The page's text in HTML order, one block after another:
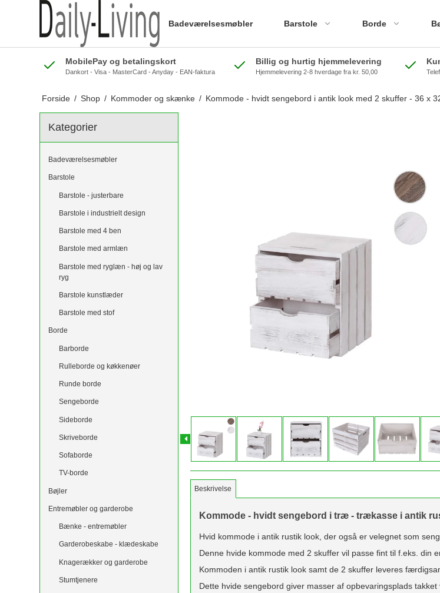
Badeværelsesmøbler Barstole Borde
MobilePay og betalingskort
Dankort - Visa - MasterCard - Anyday - EAN-faktura
Billig og hurtig hjemmelevering
Hjemmelevering 2-8 hverdage fra kr. 50,00
Forside / Shop / Kommoder og skænke / Kommode - hvidt sengebord i antik look med 2 skuffer - 36 x
Kategorier
Badeværelsesmøbler
Barstole
Barstole - justerbare
Barstole i industrielt design
Barstole med 4 ben
Barstole med armlæn
Barstole med ryglæn - høj og lav
ryg
Barstole kunstlæder
Barstole med stof
Borde
Barborde
Rulleborde og køkkenøer
Runde borde
Sengeborde
Sideborde
Skriveborde
Sofaborde
TV-borde
Bøjler
Entremøbler og garderobe
Bænke - entremøbler
Garderobeskabe - klædeskabe
Knagerækker og garderobe
Stumtjenere
Beskrivelse
Kommode - hvidt sengebord i træ - trækasse i antik
Hvid kommode i antik rustik look, der også er velegnet som
Denne hvide kommode med 2 skuffer vil passe fint til f.eks.
Kommoden i antik rustik look samt de 2 skuffer leveres
Dette hvide sengebord giver masser af opbevaringsplads